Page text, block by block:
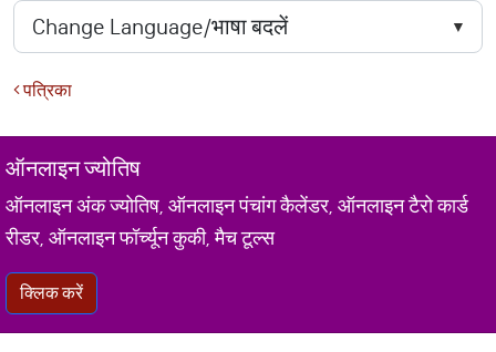
पत्रिका
ऑनलाइन ज्योतिष
ऑनलाइन अंक ज्योतिष, ऑनलाइन पंचांग कैलेंडर, ऑनलाइन टैरो कार्ड
रीडर, ऑनलाइन फॉर्च्यून कुकी, मैच टूल्स
क्लिक करें